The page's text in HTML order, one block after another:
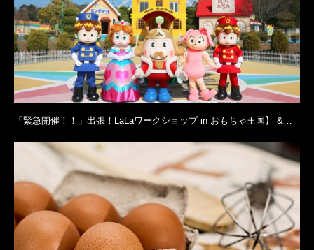
「緊急開催！！」出張！LaLaワークショップ in おもちゃ王国】 &…